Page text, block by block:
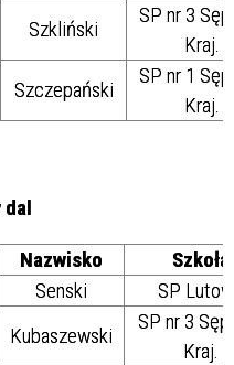
Szkliński
SP nr 3
Kraj.
Szczepański
SP nr 1
Kraj.
dal
Nazwisko
Szkoła
Senski
SP
Kubaszewski
SP nr 3
Kraj.